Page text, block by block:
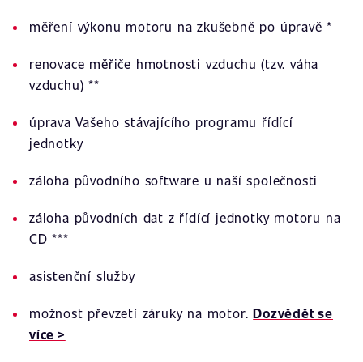
měření výkonu motoru na zkušebně po úpravě *
renovace měřiče hmotnosti vzduchu (tzv. váha
vzduchu) **
úprava Vašeho stávajícího programu řídící
jednotky
záloha původního software u naší společnosti
záloha původních dat z řídící jednotky motoru na
CD ***
asistenční služby
možnost převzetí záruky na motor.Dozvědět se
více >